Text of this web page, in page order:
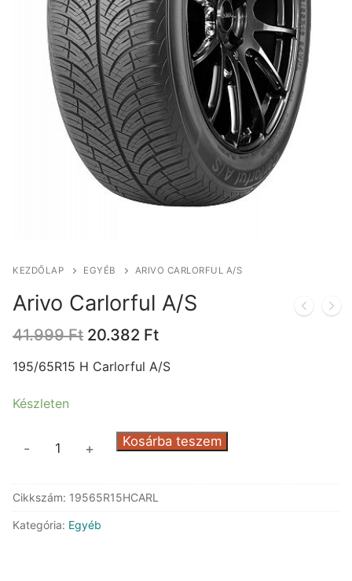
KEZDŐLAP EGYÉB ARIVO CARLORFUL A/S
Arivo Carlorful A/S
41.999Ft Original
was:
20.382 FtCurrent
is:
195/65R15 H Carlorful A/S
Készleten
mennyiség
- + Kosárba teszem
Cikkszám: 19565R15HCARL
Kategória: Egyéb